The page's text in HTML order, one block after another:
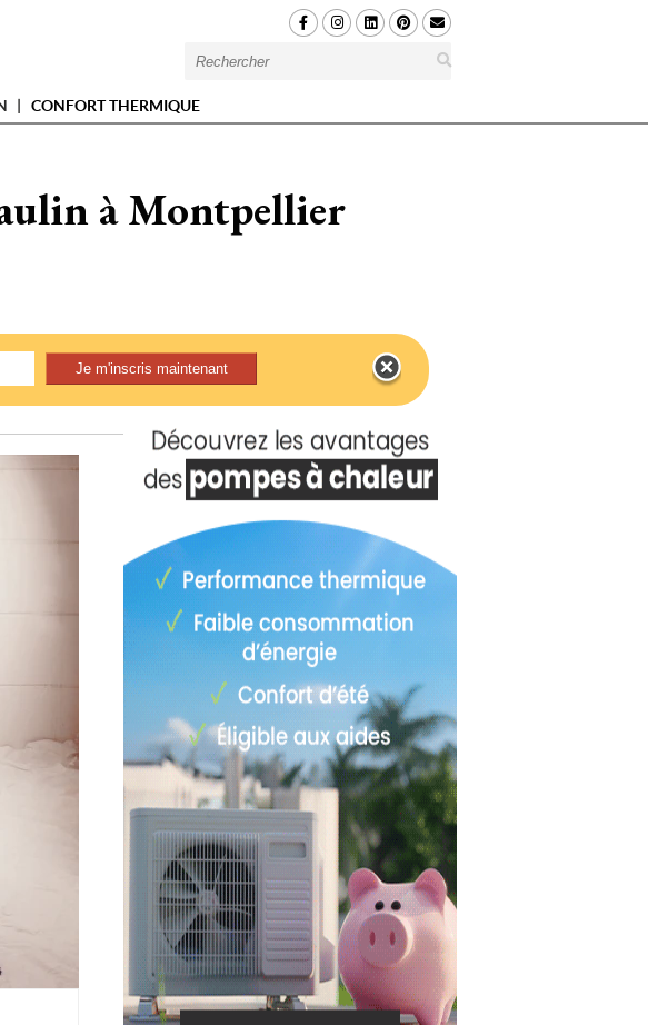
CONFORT THERMIQUE
à Montpellier